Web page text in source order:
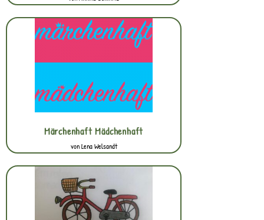
Märchenhaft Mädchenhaft
von Lena Welsandt